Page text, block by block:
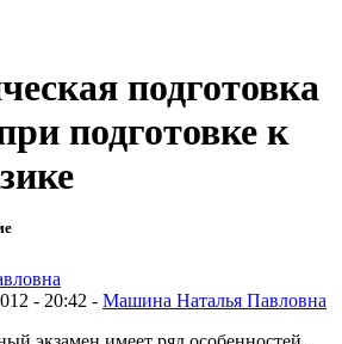
подготовка
подготовке к
- 20:42 - Машина Наталья Павловна